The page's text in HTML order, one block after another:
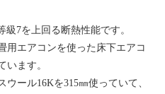
級7を上回る断熱性能です。
用エアコンを使った床下エアコ
います。
ール16Kを315㎜使っていて、